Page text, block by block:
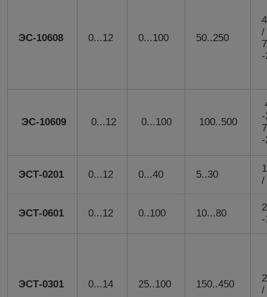
ЭС-10608 0...12 0...100 50..250
/
-
ЭС-10609 0...12 0...100 100..500
-
ЭСТ-0201 0...12 0...40 5..30
/
ЭСТ-0601 0...12 0..100 10...80
-
ЭСТ-0301 0...14 25..100 150..450
/